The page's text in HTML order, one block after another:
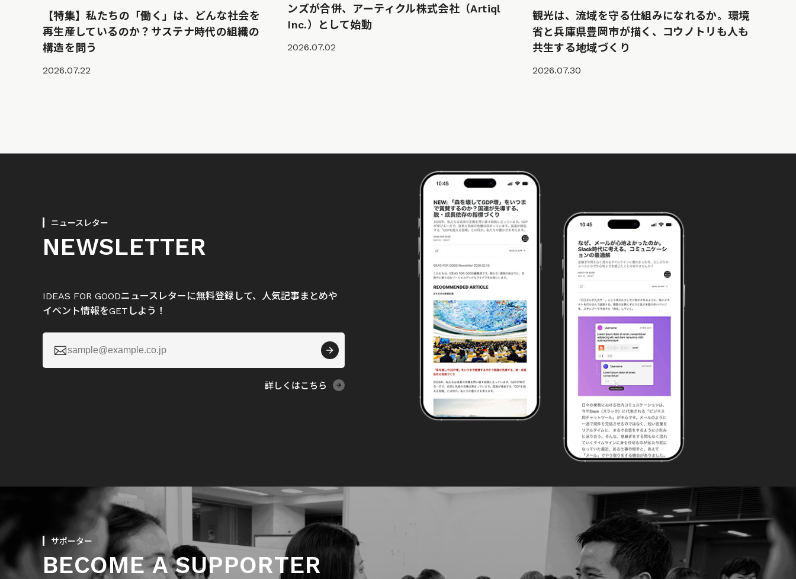
【特集】私たちの「働く」は、どんな社会を
再生産しているのか？サステナ時代の組織の
構造を問う
2026.07.22
ンズが合併、アーティクル株式会社（Artiql
Inc.）として始動
2026.07.02
観光は、流域を守る仕組みになれるか。環境
省と兵庫県豊岡市が描く、コウノトリも人も
共生する地域づくり
2026.07.30
ニュースレター
NEWSLETTER
IDEAS FOR GOODニュースレターに無料登録して、人気記事まとめや
イベント情報をGETしよう！

詳しくはこちら
サポーター
BECOME A SUPPORTER